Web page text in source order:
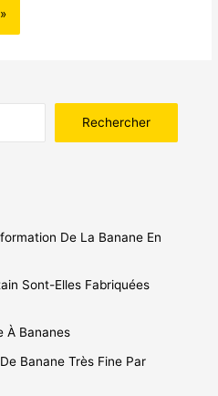
Rechercher
De La Banane En
Sont-Elles Fabriquées
À Bananes
Banane Très Fine Par